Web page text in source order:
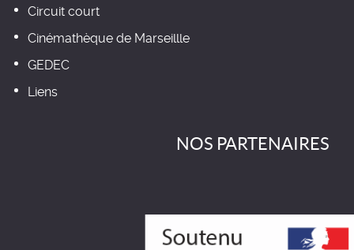
Circuit court
Cinémathèque de Marseillle
GEDEC
Liens
NOS PARTENAIRES